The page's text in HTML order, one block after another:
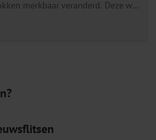
merkbaar veranderd. Deze wet